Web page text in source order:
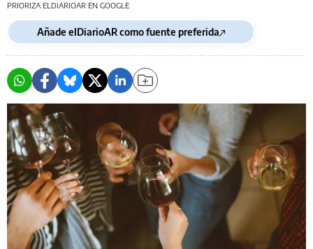
PRIORIZA ELDIARIOAR EN GOOGLE
Añade elDiarioAR como fuente preferida